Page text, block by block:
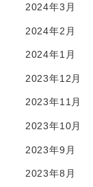
2024年3月
2024年2月
2024年1月
2023年12月
2023年11月
2023年10月
2023年9月
2023年8月